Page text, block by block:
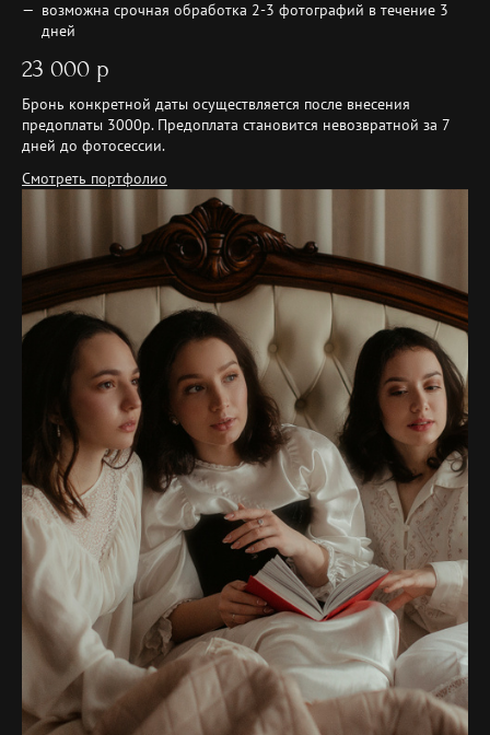
возможна срочная обработка 2-3 фотографий в течение 3
дней
23 000 р
Бронь конкретной даты осуществляется после внесения
предоплаты 3000р. Предоплата становится невозвратной за 7
дней до фотосессии.
Смотреть портфолио